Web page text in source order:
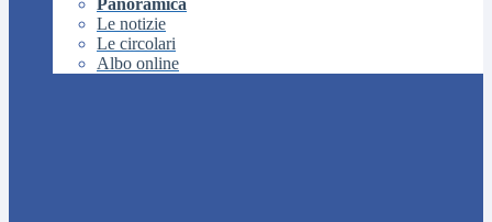
Panoramica
Le notizie
Le circolari
Albo online